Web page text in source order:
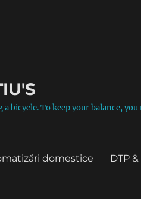
bicycle. To keep your balance,
domestice DTP